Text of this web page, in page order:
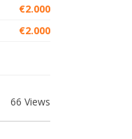
€2.000
€2.000
66 Views